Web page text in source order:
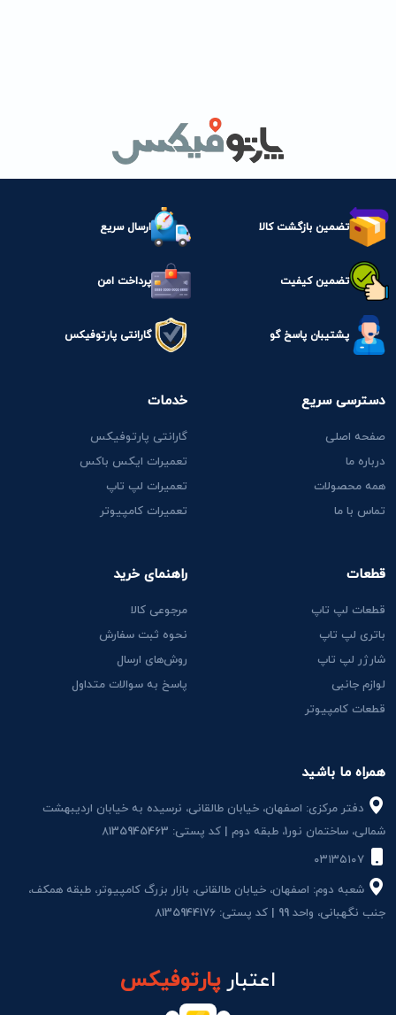
تضمین بازگشت کالا ارسال سریع
تضمین کیفیت پرداخت امن
پشتیبان پاسخ گو گارانتی پارتوفیکس
همراه ما باشید
دفتر مرکزی: اصفهان، خیابان طالقانی، نرسیده به خیابان اردیبهشت
شمالی، ساختمان نور1، طبقه دوم | کد پستی: 8135945463
شعبه دوم: اصفهان، خیابان طالقانی، بازار بزرگ کامپیوتر، طبقه همکف،
جنب نگهبانی، واحد 99 | کد پستی: 8135944176
دسترسی سریع
صفحه اصلی
درباره ما
همه محصولات
تماس با ما
قطعات
قطعات لپ تاپ
باتری لپ تاپ
شارژر لپ تاپ
لوازم جانبی
قطعات کامپیوتر
خدمات
گارانتی پارتوفیکس
تعمیرات ایکس باکس
تعمیرات لپ تاپ
تعمیرات کامپیوتر
راهنمای خرید
مرجوعی کالا
نحوه ثبت سفارش
روش‌های ارسال
پاسخ به سوالات متداول
اعتبارپارتوفیکس